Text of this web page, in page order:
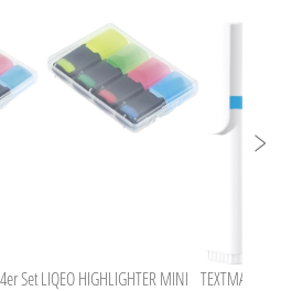
SetLIQEO HIGHLIGHTER MINI TEXTMARKER